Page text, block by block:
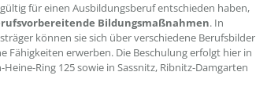
für einen Ausbildungsberuf entschieden haben,
Bildungsmaßnahmen. In
können sie sich über verschiedene Berufsbilder
Fähigkeiten erwerben. Die Beschulung erfolgt hier in
Ring 125 sowie in Sassnitz, Ribnitz-Damgarten